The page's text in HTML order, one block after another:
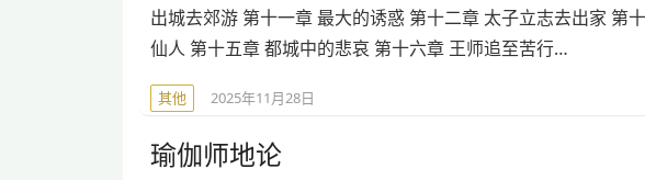
出城去郊游 第十一章 最大的诱惑 第十二章 太子立志去出家 第
仙人 第十五章 都城中的悲哀 第十六章 王师追至苦行…
其他 2025年11月28日
瑜伽师地论